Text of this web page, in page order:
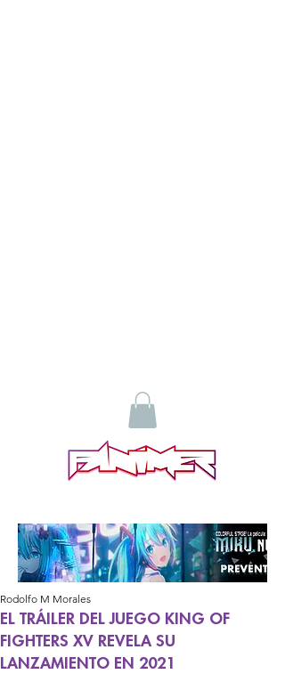
EL TRÁILER DEL JUEGO KING OF
FIGHTERS XV REVELA SU
LANZAMIENTO EN 2021
Rodolfo M Morales